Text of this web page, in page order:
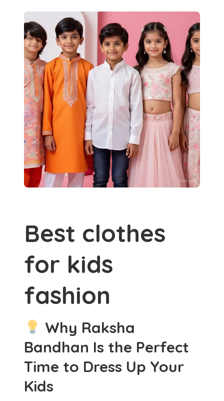
Best clothes
for kids
fashion
Why Raksha
Bandhan Is the Perfect
Time to Dress Up Your
Kids